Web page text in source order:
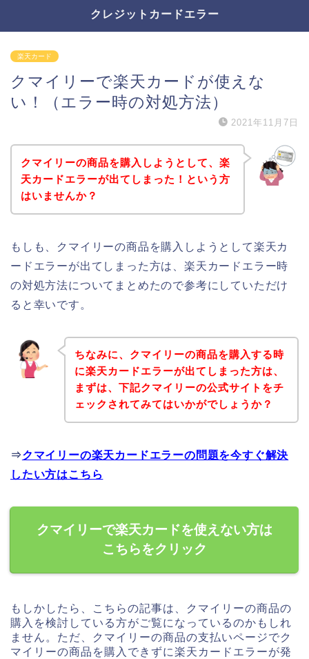
クレジットカードエラー
楽天カード
クマイリーで楽天カードが使えな
い！（エラー時の対処方法）
2021年11月7日
クマイリーの商品を購入しようとして、楽
天カードエラーが出てしまった！という方
はいませんか？
もしも、クマイリーの商品を購入しようとして楽天カ
ードエラーが出てしまった方は、楽天カードエラー時
の対処方法についてまとめたので参考にしていただけ
ると幸いです。
ちなみに、クマイリーの商品を購入する時
に楽天カードエラーが出てしまった方は、
まずは、下記クマイリーの公式サイトをチ
ェックされてみてはいかがでしょうか？
⇒クマイリーの楽天カードエラーの問題を今すぐ解決
したい方はこちら
クマイリーで楽天カードを使えない方は
こちらをクリック
もしかしたら、こちらの記事は、クマイリーの商品の
購入を検討している方がご覧になっているのかもしれ
ません。ただ、クマイリーの商品の支払いページでク
マイリーの商品を購入できずに楽天カードエラーが発